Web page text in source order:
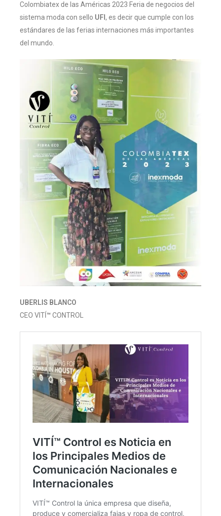
Colombiatex de las Américas 2023 Feria de negocios del
sistema moda con sello UFI , es decir que cumple con los
estándares de las ferias internaciones más importantes
del mundo.
UBERLIS BLANCO
CEO VITÍ ™ CONTROL